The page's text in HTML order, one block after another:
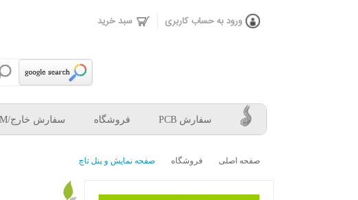
سبد خرید ورود به حساب كاربری
سفارش PCB فروشگاه سفارش خارج/BOM
صفحه اصلی فروشگاه صفحه نمایش و پنل تاچ